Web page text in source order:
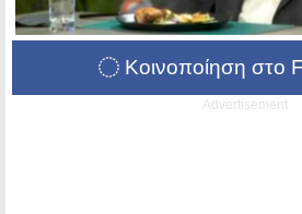
Κοινοποίηση στο
Advertisement